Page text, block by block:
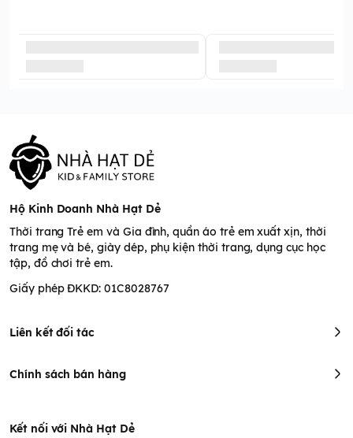
Hộ Kinh Doanh Nhà Hạt Dẻ
Thời trang Trẻ em và Gia đình, quần áo trẻ em xuất xịn, thời
trang mẹ và bé, giày dép, phụ kiện thời trang, dụng cục học
tập, đồ chơi trẻ em.
Giấy phép ĐKKD: 01C8028767
Liên kết đối tác
Chính sách bán hàng
Kết nối với Nhà Hạt Dẻ